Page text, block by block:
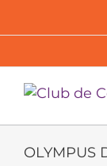
al
OLYMPUS